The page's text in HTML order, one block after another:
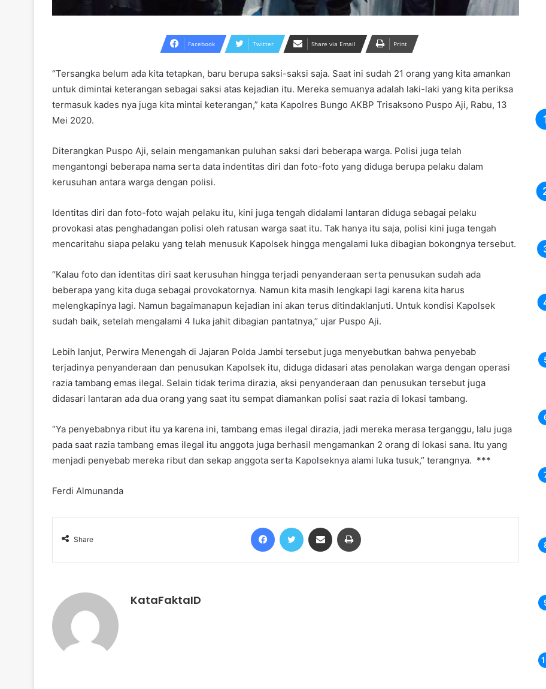
Facebook Twitter Share via Email Print
“Tersangka belum ada kita tetapkan, baru berupa saksi-saksi saja. Saat ini sudah 21 orang yang kita amankan
untuk dimintai keterangan sebagai saksi atas kejadian itu. Mereka semuanya adalah laki-laki yang kita periksa
termasuk kades nya juga kita mintai keterangan,” kata Kapolres Bungo AKBP Trisaksono Puspo Aji, Rabu, 13
Mei 2020.
Diterangkan Puspo Aji, selain mengamankan puluhan saksi dari beberapa warga. Polisi juga telah
mengantongi beberapa nama serta data indentitas diri dan foto-foto yang diduga berupa pelaku dalam
kerusuhan antara warga dengan polisi.
Identitas diri dan foto-foto wajah pelaku itu, kini juga tengah didalami lantaran diduga sebagai pelaku
provokasi atas penghadangan polisi oleh ratusan warga saat itu. Tak hanya itu saja, polisi kini juga tengah
mencaritahu siapa pelaku yang telah menusuk Kapolsek hingga mengalami luka dibagian bokongnya tersebut.
“Kalau foto dan identitas diri saat kerusuhan hingga terjadi penyanderaan serta penusukan sudah ada
beberapa yang kita duga sebagai provokatornya. Namun kita masih lengkapi lagi karena kita harus
melengkapinya lagi. Namun bagaimanapun kejadian ini akan terus ditindaklanjuti. Untuk kondisi Kapolsek
sudah baik, setelah mengalami 4 luka jahit dibagian pantatnya,’’ ujar Puspo Aji.
Lebih lanjut, Perwira Menengah di Jajaran Polda Jambi tersebut juga menyebutkan bahwa penyebab
terjadinya penyanderaan dan penusukan Kapolsek itu, diduga didasari atas penolakan warga dengan operasi
razia tambang emas ilegal. Selain tidak terima dirazia, aksi penyanderaan dan penusukan tersebut juga
didasari lantaran ada dua orang yang saat itu sempat diamankan polisi saat razia di lokasi tambang.
“Ya penyebabnya ribut itu ya karena ini, tambang emas ilegal dirazia, jadi mereka merasa terganggu, lalu juga
pada saat razia tambang emas ilegal itu anggota juga berhasil mengamankan 2 orang di lokasi sana. Itu yang
menjadi penyebab mereka ribut dan sekap anggota serta Kapolseknya alami luka tusuk,” terangnya. ***
Ferdi Almunanda
Share
KataFaktaID
ND Pemilik RM OJO LaLi BANDAR
Narkoba Di Gasak Satresnarkoba
Wartawan Lapor balik Fadil Arief Ke
Polres Batanghari
Gerak Cepat Satreskrim Polres
Muaro Jambi Tindaklajuti Terkait